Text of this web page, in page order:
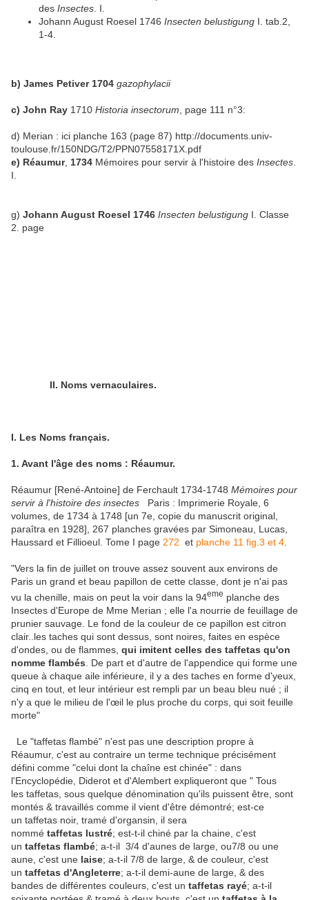
des Insectes . I.
Johann August Roesel 1746 Insecten belustigung I. tab.2,
1-4.
b) James Petiver 1704 gazophylacii
c) John Ray 1710 Historia insectorum , page 111 n°3:
d) Merian : ici planche 163 (page 87) http://documents.univ-
toulouse.fr/150NDG/T2/PPN07558171X.pdf
e) Réaumur, 1734 Mémoires pour servir à l'histoire des Insectes
I.
g) Johann August Roesel 1746 Insecten belustigung I. Classe
2. page
II. Noms vernaculaires.
I. Les Noms français.
1. Avant l'âge des noms : Réaumur.
Réaumur [René-Antoine] de Ferchault 1734-1748 Mémoires pour
servir à l'histoire des insectes
Paris : Imprimerie Royale, 6
volumes, de 1734 à 1748 [un 7e, copie du manuscrit original,
paraîtra en 1928], 267 planches gravées par Simoneau, Lucas,
Haussard et Fillioeul. Tome I page 272 et planche 11 fig.3 et 4
"Vers la fin de juillet on trouve assez souvent aux environs de
Paris un grand et beau papillon de cette classe, dont je n'ai pas
vu la chenille, mais on peut la voir dans la 94eme planche des
Insectes d'Europe de Mme Merian ; elle l'a nourrie de feuillage de
prunier sauvage. Le fond de la couleur de ce papillon est citron
clair..les taches qui sont dessus, sont noires, faites en espèce
d'ondes, ou de flammes, qui imitent celles des taffetas qu'on
nomme flambés . De part et d'autre de l'appendice qui forme une
queue à chaque aile inférieure, il y a des taches en forme d'yeux,
cinq en tout, et leur intérieur est rempli par un beau bleu nué ; il
n'y a que le milieu de l'œil le plus proche du corps, qui soit feuille
morte"
Le "taffetas flambé" n'est pas une description propre à
Réaumur, c'est au contraire un terme technique précisément
défini comme "celui dont la chaîne est chinée" : dans
l'Encyclopédie, Diderot et d'Alembert expliqueront que " Tous
les taffetas, sous quelque dénomination qu'ils puissent être, sont
montés & travaillés comme il vient d'être démontré; est-ce
un taffetas noir, tramé d'organsin, il sera
nommé taffetas lustré; est-t-il chiné par la chaine, c'est
un taffetas flambé; a-t-il 3/4 d'aunes de large, ou7/8 ou une
aune, c'est une laise; a-t-il 7/8 de large, & de couleur, c'est
un taffetas d'Angleterre; a-t-il demi-aune de large, & des
bandes de différentes couleurs, c'est un taffetas rayé; a-t-il